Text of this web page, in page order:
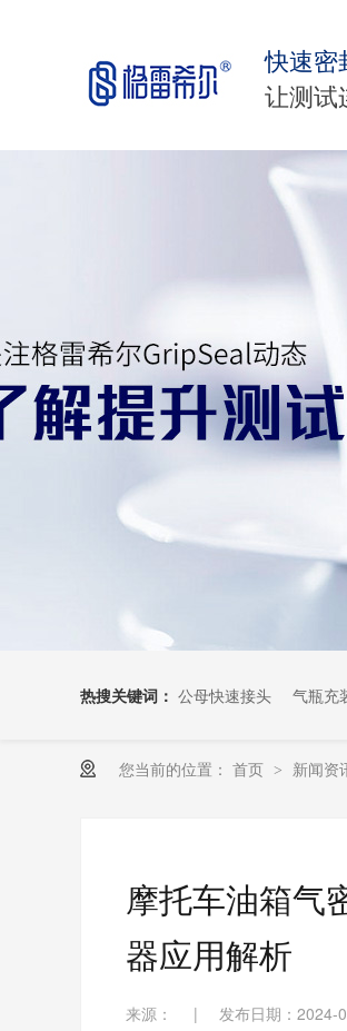
快速密
让测试
热搜关键词： 公母快速接头 气瓶充
您当前的位置： 首页 > 新闻资
摩托车油箱气
器应用解析
来源： | 发布日期：2024-